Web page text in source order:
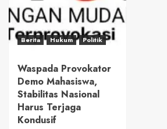
Berita Hukum Politik
Waspada Provokator
Demo Mahasiswa,
Stabilitas Nasional
Harus Terjaga
Kondusif